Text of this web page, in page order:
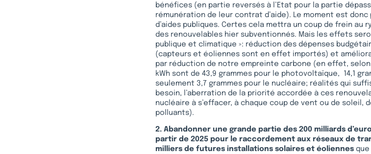
bénéfices (en partie reversés à l’Etat pour la partie
rémunération de leur contrat d’aide). Le moment est
d’aides publiques. Certes cela mettra un coup de frein au
des renouvelables hier subventionnés. Mais les effets
publique et climatique »: réduction des dépenses
(capteurs et éoliennes sont en effet importés) et
par réduction de notre empreinte carbone (en effet, selon
kWh sont de 43,9 grammes pour le photovoltaïque, 14,1
seulement 3,7 grammes pour le nucléaire; réalités qui
besoin, l’aberration de la priorité accordée à ces
nucléaire à s’effacer, à chaque coup de vent ou de soleil,
polluants).
2. Abandonner une grande partie des 200 milliards
partir de 2025 pour le raccordement aux réseaux de
milliers de futures installations solaires et éoliennes que